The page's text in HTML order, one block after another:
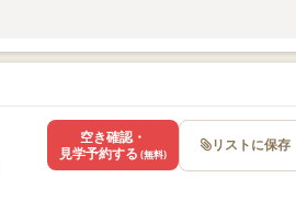
空き確認・
見学予約する (無料) リストに保存